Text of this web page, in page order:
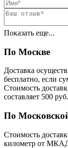
Показать еще...
По Москве
Доставка
бесплатно, если
Стоимость
cоставляет 500 руб.
По
Стоимость
километр от